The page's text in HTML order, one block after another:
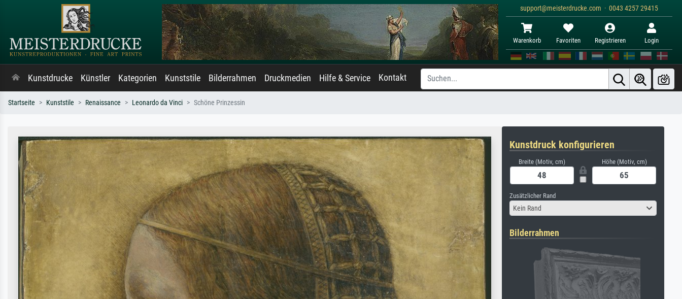
support@meisterdrucke.com · 0043 4257 29415
Warenkorb Favoriten Registrieren Login
Kunstdrucke Künstler Kategorien Kunststile Bilderrahmen Druckmedien Hilfe & Service Kontakt
Startseite Kunststile Renaissance Leonardo da Vinci Schöne Prinzessin
Kunstdruck konfigurieren
Breite (Motiv, cm) Höhe (Motiv, cm)
Zusätzlicher Rand
Kein Rand
Bilderrahmen